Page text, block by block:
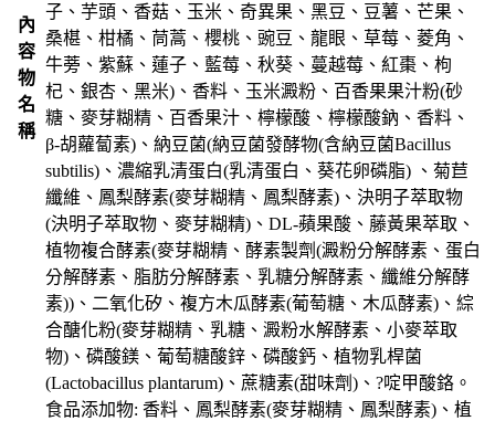
內
容
物
名
稱
子、芋頭、香菇、玉米、奇異果、黑豆、豆薯、芒果、
桑椹、柑橘、茼蒿、櫻桃、豌豆、龍眼、草莓、菱角、
牛蒡、紫蘇、蓮子、藍莓、秋葵、蔓越莓、紅棗、枸
杞、銀杏、黑米)、香料、玉米澱粉、百香果果汁粉(砂
糖、麥芽糊精、百香果汁、檸檬酸、檸檬酸鈉、香料、
β-胡蘿蔔素)、納豆菌(納豆菌發酵物(含納豆菌Bacillus
subtilis)、濃縮乳清蛋白(乳清蛋白、葵花卵磷脂) 、菊苣
纖維、鳳梨酵素(麥芽糊精、鳳梨酵素)、決明子萃取物
(決明子萃取物、麥芽糊精)、DL-蘋果酸、藤黃果萃取、
植物複合酵素(麥芽糊精、酵素製劑(澱粉分解酵素、蛋白
分解酵素、脂肪分解酵素、乳糖分解酵素、纖維分解酵
素))、二氧化矽、複方木瓜酵素(葡萄糖、木瓜酵素)、綜
合醣化粉(麥芽糊精、乳糖、澱粉水解酵素、小麥萃取
物)、磷酸鎂、葡萄糖酸鋅、磷酸鈣、植物乳桿菌
(Lactobacillus plantarum)、蔗糖素(甜味劑)、?啶甲酸鉻。
食品添加物: 香料、鳳梨酵素(麥芽糊精、鳳梨酵素)、植